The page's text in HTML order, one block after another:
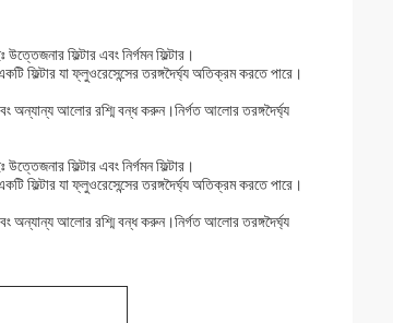
ফিল্টার এবং নির্গমন ফিল্টার।
ফিল্টার যা ফ্লুওরেসেন্সের তরঙ্গদৈর্ঘ্য অতিক্রম করতে পারে।
এবং অন্যান্য আলোর রশ্মি বন্ধ করুন।নির্গত আলোর তরঙ্গদৈর্ঘ্য
ফিল্টার এবং নির্গমন ফিল্টার।
ফিল্টার যা ফ্লুওরেসেন্সের তরঙ্গদৈর্ঘ্য অতিক্রম করতে পারে।
এবং অন্যান্য আলোর রশ্মি বন্ধ করুন।নির্গত আলোর তরঙ্গদৈর্ঘ্য